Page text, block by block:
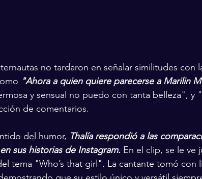
no tardaron en señalar similitudes con
"Ahora a quien quiere parecerse a Marilin
y sensual no puedo con tanta belleza", y
de comentarios.
del humor, Thalía respondió a las
sus historias de Instagram. En el clip, se le ve
tema "Who’s that girl". La cantante tomó con